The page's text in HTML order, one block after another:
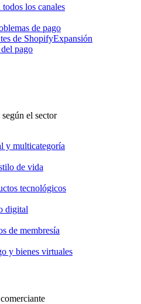
los canales
de pago
de ShopifyExpansión
pago
el sector
y multicategoría
de vida
tecnológicos
digital
de membresía
y bienes virtuales